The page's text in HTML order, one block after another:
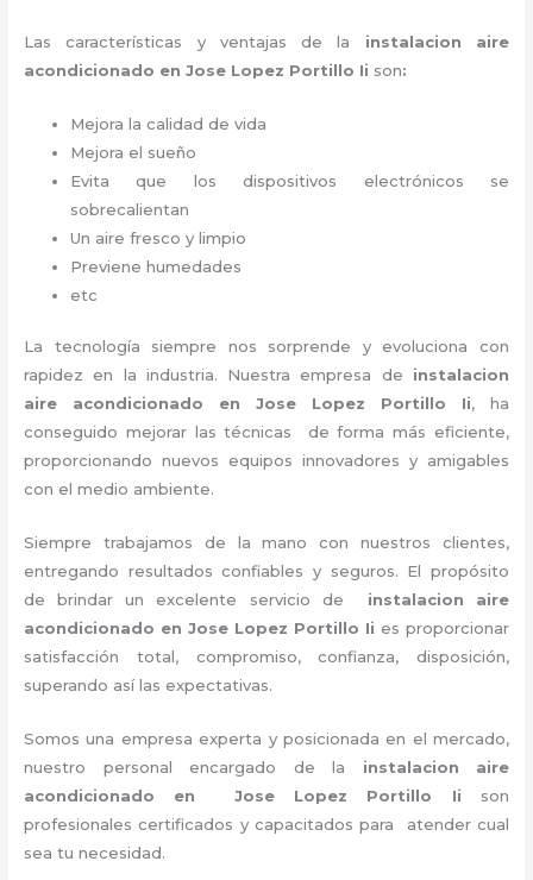
Las características y ventajas de la instalacion aire
acondicionado en Jose Lopez Portillo Ii son:
Mejora la calidad de vida
Mejora el sueño
Evita que los dispositivos electrónicos se
sobrecalientan
Un aire fresco y limpio
Previene humedades
etc
La tecnología siempre nos sorprende y evoluciona con
rapidez en la industria. Nuestra empresa de instalacion
aire acondicionado en Jose Lopez Portillo Ii, ha
conseguido mejorar las técnicas de forma más eficiente,
proporcionando nuevos equipos innovadores y amigables
con el medio ambiente.
Siempre trabajamos de la mano con nuestros clientes,
entregando resultados confiables y seguros. El propósito
de brindar un excelente servicio de instalacion aire
acondicionado en Jose Lopez Portillo Ii es proporcionar
satisfacción total, compromiso, confianza, disposición,
superando así las expectativas.
Somos una empresa experta y posicionada en el mercado,
nuestro personal encargado de la instalacion aire
acondicionado en Jose Lopez Portillo Ii
son
profesionales certificados y capacitados para atender cual
sea tu necesidad.